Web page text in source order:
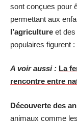
sont conçues pour
permettant aux
l’agriculture et
populaires figurent :
A voir aussi : La
rencontre entre
Découverte des
animaux comme